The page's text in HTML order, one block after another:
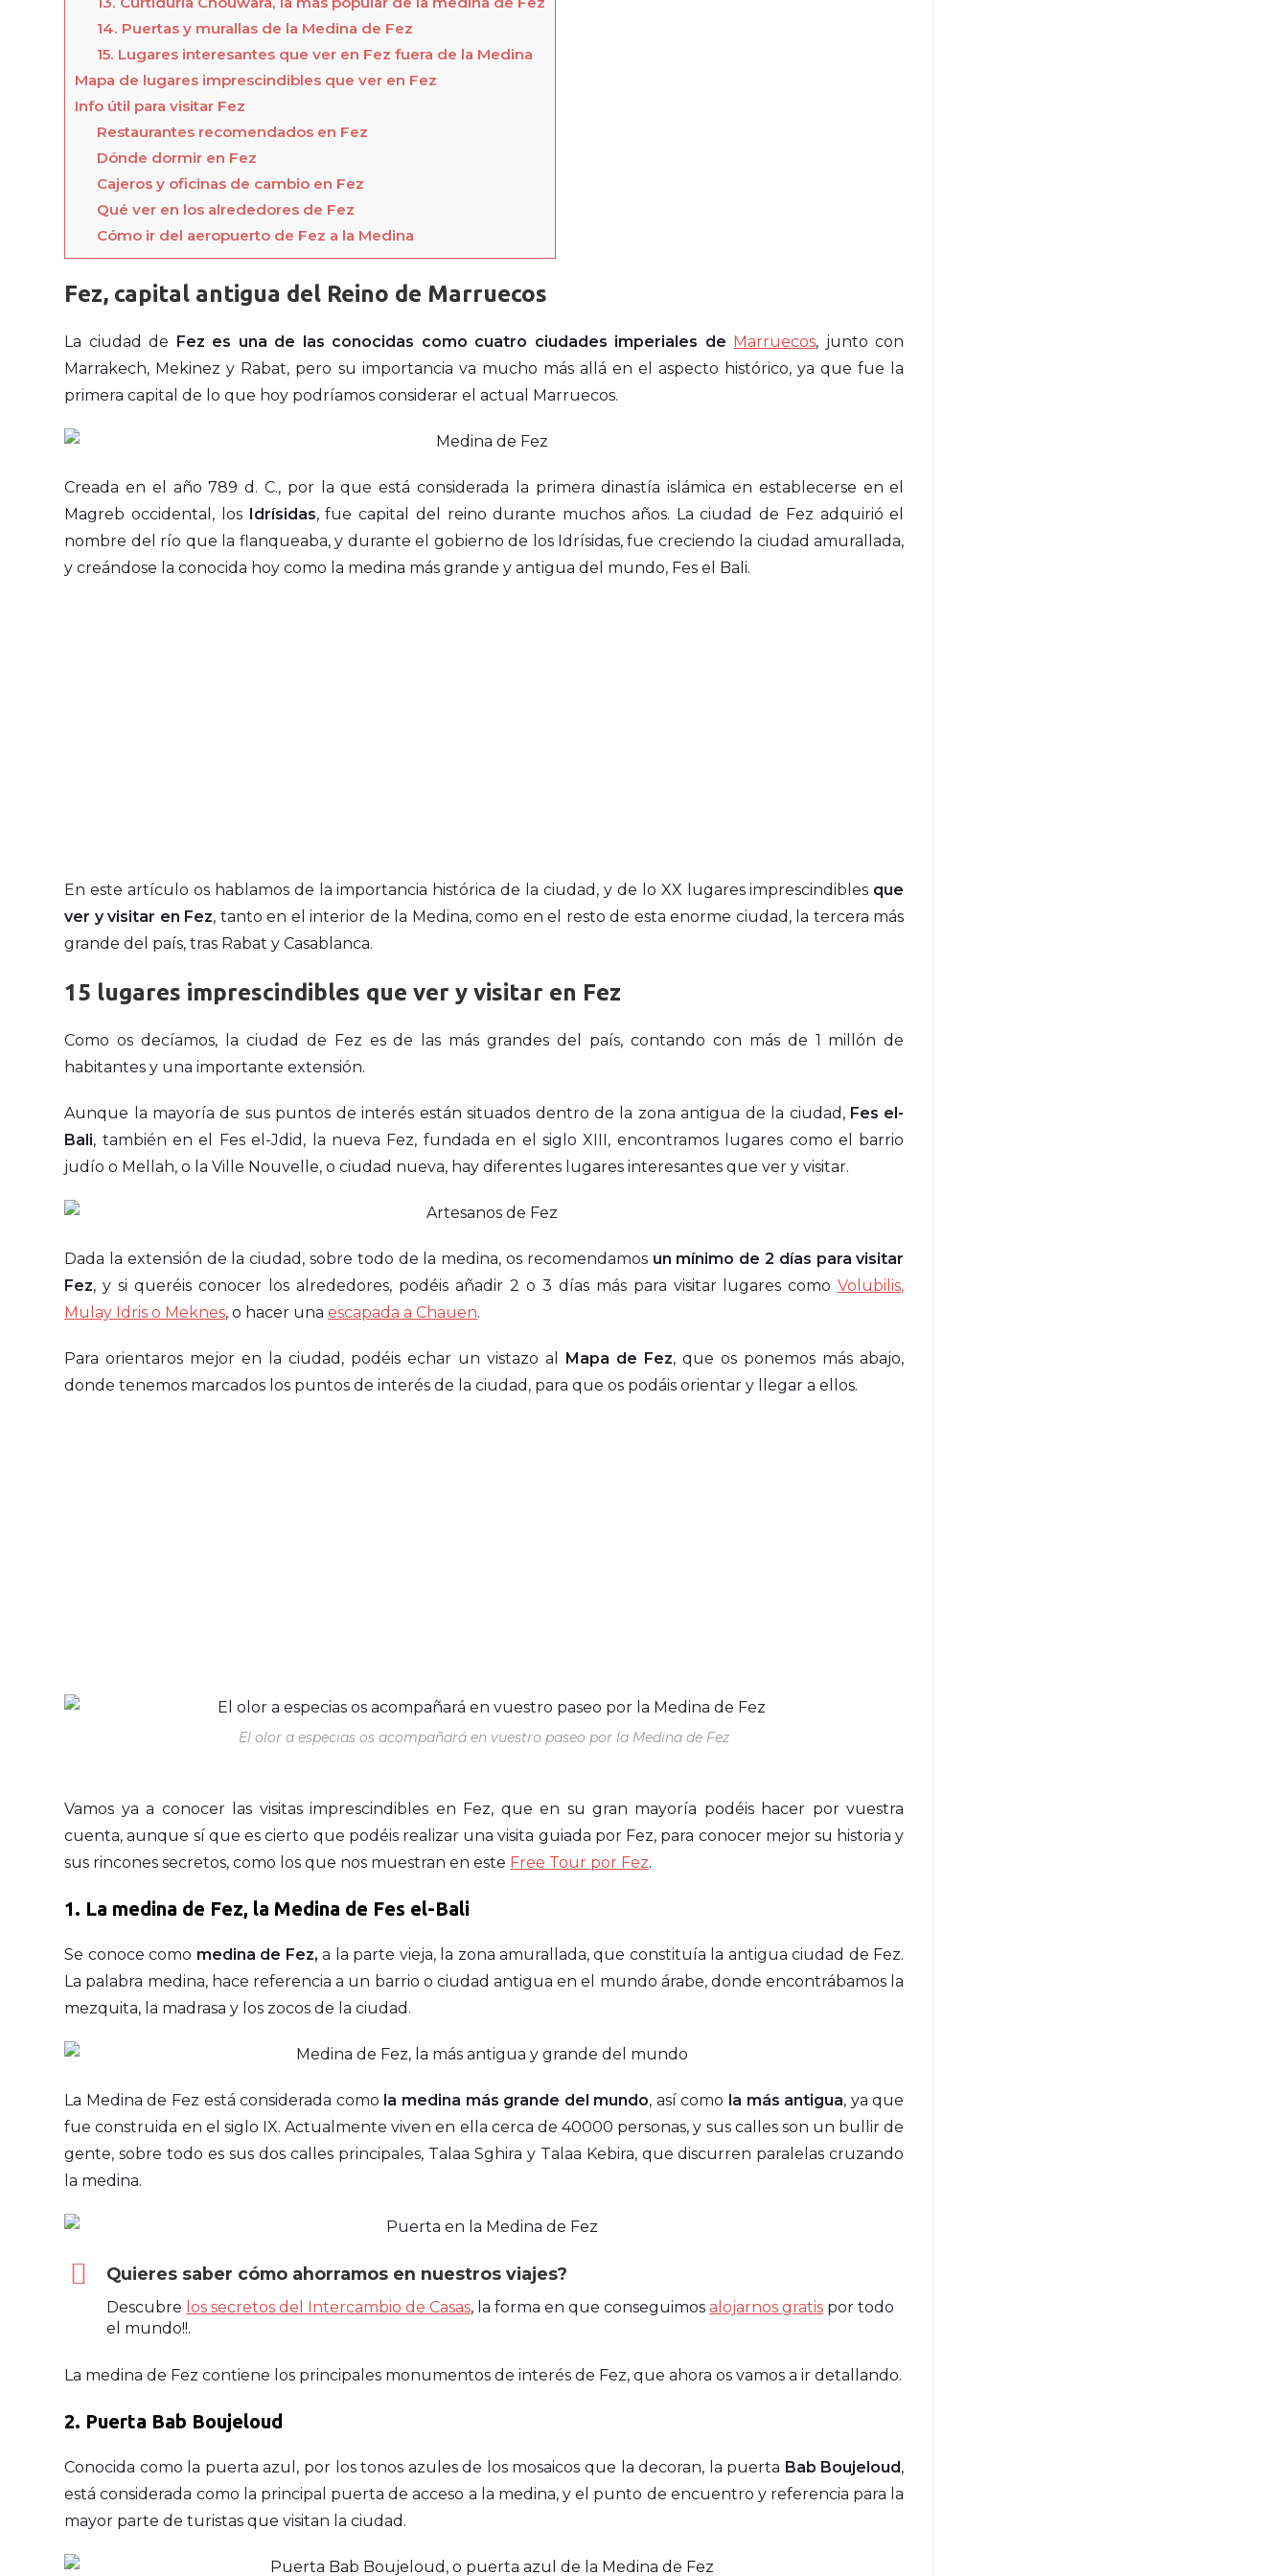
14. Puertas y murallas de la Medina de Fez
15. Lugares interesantes que ver en Fez fuera de la Medina
Mapa de lugares imprescindibles que ver en Fez
Info útil para visitar Fez
Restaurantes recomendados en Fez
Dónde dormir en Fez
Cajeros y oficinas de cambio en Fez
Qué ver en los alrededores de Fez
Cómo ir del aeropuerto de Fez a la Medina
Fez, capital antigua del Reino de Marruecos
La ciudad de Fez es una de las conocidas como cuatro ciudades imperiales de Marruecos, junto con
Marrakech, Mekinez y Rabat, pero su importancia va mucho más allá en el aspecto histórico, ya que fue la
primera capital de lo que hoy podríamos considerar el actual Marruecos.
Creada en el año 789 d. C., por la que está considerada la primera dinastía islámica en establecerse en el
Magreb occidental, los Idrísidas, fue capital del reino durante muchos años. La ciudad de Fez adquirió el
nombre del río que la flanqueaba, y durante el gobierno de los Idrísidas, fue creciendo la ciudad amurallada,
y creándose la conocida hoy como la medina más grande y antigua del mundo, Fes el Bali.
En este artículo os hablamos de la importancia histórica de la ciudad, y de lo XX lugares imprescindibles que
ver y visitar en Fez, tanto en el interior de la Medina, como en el resto de esta enorme ciudad, la tercera más
grande del país, tras Rabat y Casablanca.
15 lugares imprescindibles que ver y visitar en Fez
Como os decíamos, la ciudad de Fez es de las más grandes del país, contando con más de 1 millón de
habitantes y una importante extensión.
Aunque la mayoría de sus puntos de interés están situados dentro de la zona antigua de la ciudad, Fes el-
Bali, también en el Fes el-Jdid, la nueva Fez, fundada en el siglo XIII, encontramos lugares como el barrio
judío o Mellah, o la Ville Nouvelle, o ciudad nueva, hay diferentes lugares interesantes que ver y visitar.
Dada la extensión de la ciudad, sobre todo de la medina, os recomendamos un mínimo de 2 días para visitar
Fez, y si queréis conocer los alrededores, podéis añadir 2 o 3 días más para visitar lugares comoVolubilis,
Mulay Idris o Meknes, o hacer unaescapada a Chauen.
Para orientaros mejor en la ciudad, podéis echar un vistazo al Mapa de Fez, que os ponemos más abajo,
donde tenemos marcados los puntos de interés de la ciudad, para que os podáis orientar y llegar a ellos.
El olor a especias os acompañará en vuestro paseo por la Medina de Fez
Vamos ya a conocer las visitas imprescindibles en Fez, que en su gran mayoría podéis hacer por vuestra
cuenta, aunque sí que es cierto que podéis realizar una visita guiada por Fez, para conocer mejor su historia y
sus rincones secretos, como los que nos muestran en este Free Tour por Fez.
1. La medina de Fez, la Medina de Fes el-Bali
Se conoce como medina de Fez, a la parte vieja, la zona amurallada, que constituía la antigua ciudad de Fez.
La palabra medina, hace referencia a un barrio o ciudad antigua en el mundo árabe, donde encontrábamos la
mezquita, la madrasa y los zocos de la ciudad.
La Medina de Fez está considerada como la medina más grande del mundo, así como la más antigua, ya que
fue construida en el siglo IX. Actualmente viven en ella cerca de 40000 personas, y sus calles son un bullir de
gente, sobre todo es sus dos calles principales, Talaa Sghira y Talaa Kebira, que discurren paralelas cruzando
la medina.
Quieres saber cómo ahorramos en nuestros viajes?
Descubre los secretos del Intercambio de Casas, la forma en que conseguimosalojarnos gratis por todo
el mundo!!.
La medina de Fez contiene los principales monumentos de interés de Fez, que ahora os vamos a ir detallando.
2. Puerta Bab Boujeloud
Conocida como la puerta azul, por los tonos azules de los mosaicos que la decoran, la puerta Bab Boujeloud,
está considerada como la principal puerta de acceso a la medina, y el punto de encuentro y referencia para la
mayor parte de turistas que visitan la ciudad.